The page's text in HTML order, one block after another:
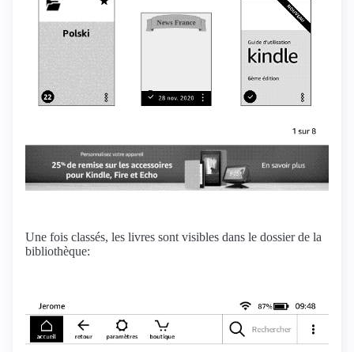
Une fois classés, les livres sont visibles dans le dossier de la
bibliothèque: